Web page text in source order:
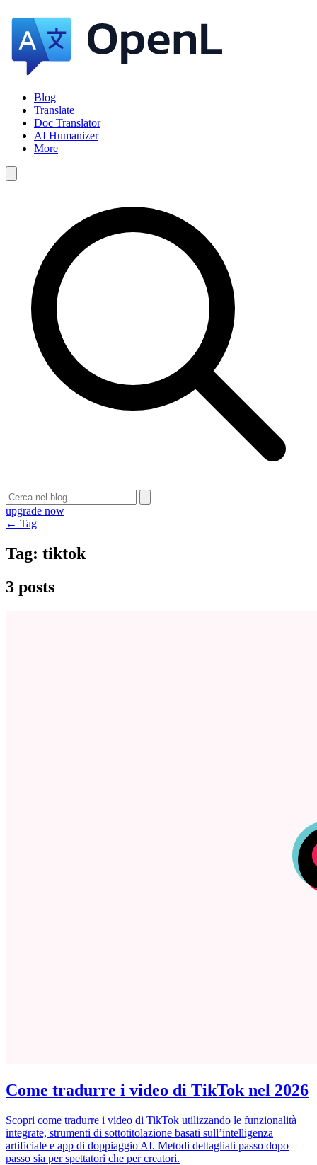
Blog
Translate
Doc Translator
AI Humanizer
More
upgrade now
← Tag
Tag: tiktok
3 posts
Come tradurre i video di TikTok nel 2026
Scopri come tradurre i video di TikTok utilizzando le funzionalità
integrate, strumenti di sottotitolazione basati sull’intelligenza
artificiale e app di doppiaggio AI. Metodi dettagliati passo dopo
passo sia per spettatori che per creatori.